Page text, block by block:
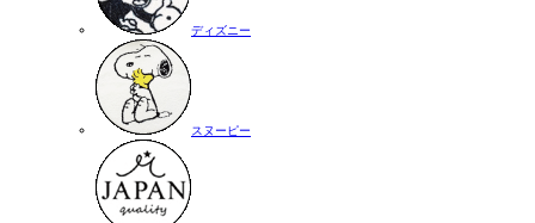
ディズニー
スヌーピー